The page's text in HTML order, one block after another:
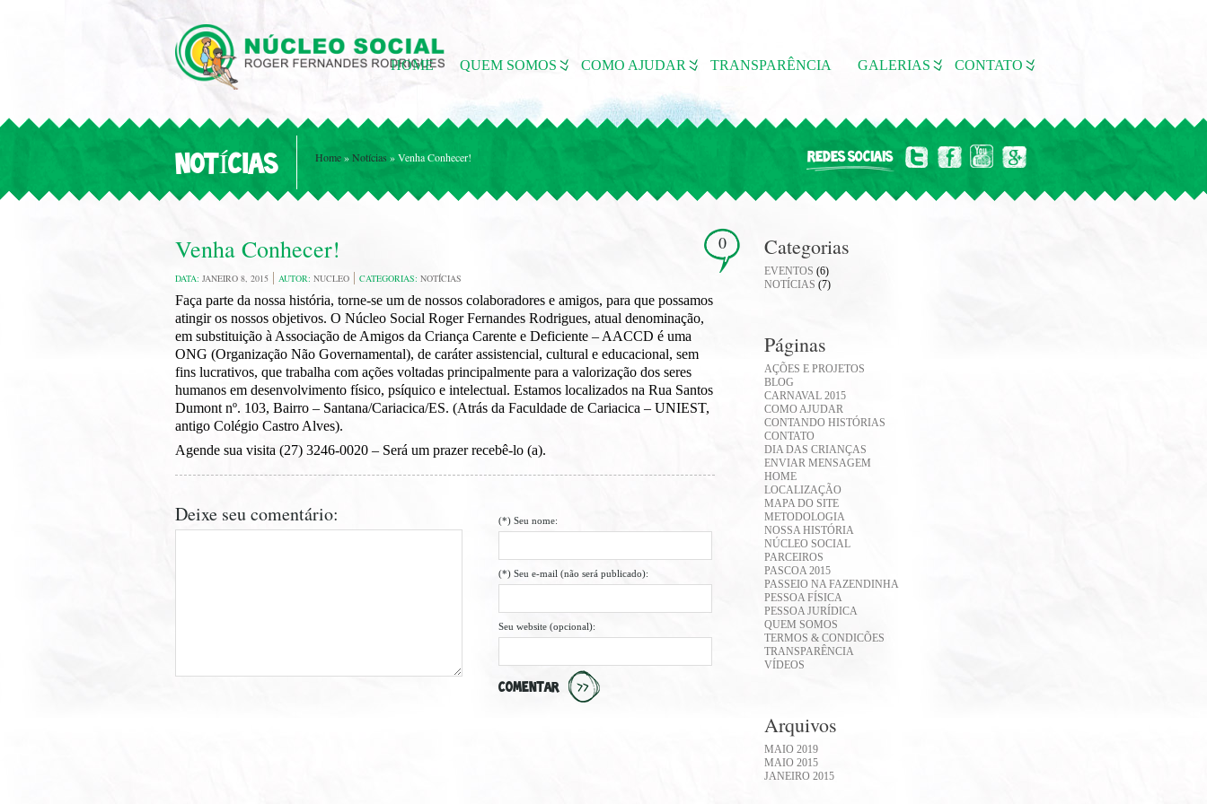
HOME QUEM SOMOS COMO AJUDAR TRANSPARÊNCIA GALERIAS CONTATO
NOTÍCIAS Home»Notícias »Venha Conhecer! REDES SOCIAIS
Venha Conhecer!
DATA: JANEIRO 8, 2015 AUTOR: NUCLEO CATEGORIAS: NOTÍCIAS
0
Faça parte da nossa história, torne-se um de nossos colaboradores e amigos, para que possamos
atingir os nossos objetivos. O Núcleo Social Roger Fernandes Rodrigues, atual denominação,
em substituição à Associação de Amigos da Criança Carente e Deficiente – AACCD é uma
ONG (Organização Não Governamental), de caráter assistencial, cultural e educacional, sem
fins lucrativos, que trabalha com ações voltadas principalmente para a valorização dos seres
humanos em desenvolvimento físico, psíquico e intelectual. Estamos localizados na Rua Santos
Dumont nº. 103, Bairro – Santana/Cariacica/ES. (Atrás da Faculdade de Cariacica – UNIEST,
antigo Colégio Castro Alves).
Agende sua visita (27) 3246-0020 – Será um prazer recebê-lo (a).
Deixe seu comentário: (*) Seu nome:
(*) Seu e-mail (não será publicado):
Seu website (opcional):
COMENTAR
Categorias
EVENTOS (6)
NOTÍCIAS (7)
Páginas
AÇÕES E PROJETOS
BLOG
CARNAVAL 2015
COMO AJUDAR
CONTANDO HISTÓRIAS
CONTATO
DIA DAS CRIANÇAS
ENVIAR MENSAGEM
HOME
LOCALIZAÇÃO
MAPA DO SITE
METODOLOGIA
NOSSA HISTÓRIA
NÚCLEO SOCIAL
PARCEIROS
PASCOA 2015
PASSEIO NA FAZENDINHA
PESSOA FÍSICA
PESSOA JURÍDICA
QUEM SOMOS
TERMOS & CONDICÕES
TRANSPARÊNCIA
VÍDEOS
Arquivos
MAIO 2019
MAIO 2015
JANEIRO 2015